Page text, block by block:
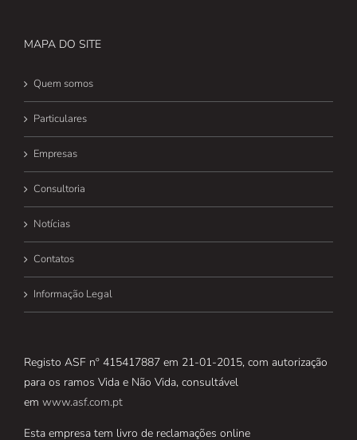
MAPA DO SITE
Quem somos
Particulares
Empresas
Consultoria
Notícias
Contatos
Informação Legal
Registo ASF nº 415417887 em 21-01-2015, com autorização
para os ramos Vida e Não Vida, consultável
em www.asf.com.pt
Esta empresa tem livro de reclamações online